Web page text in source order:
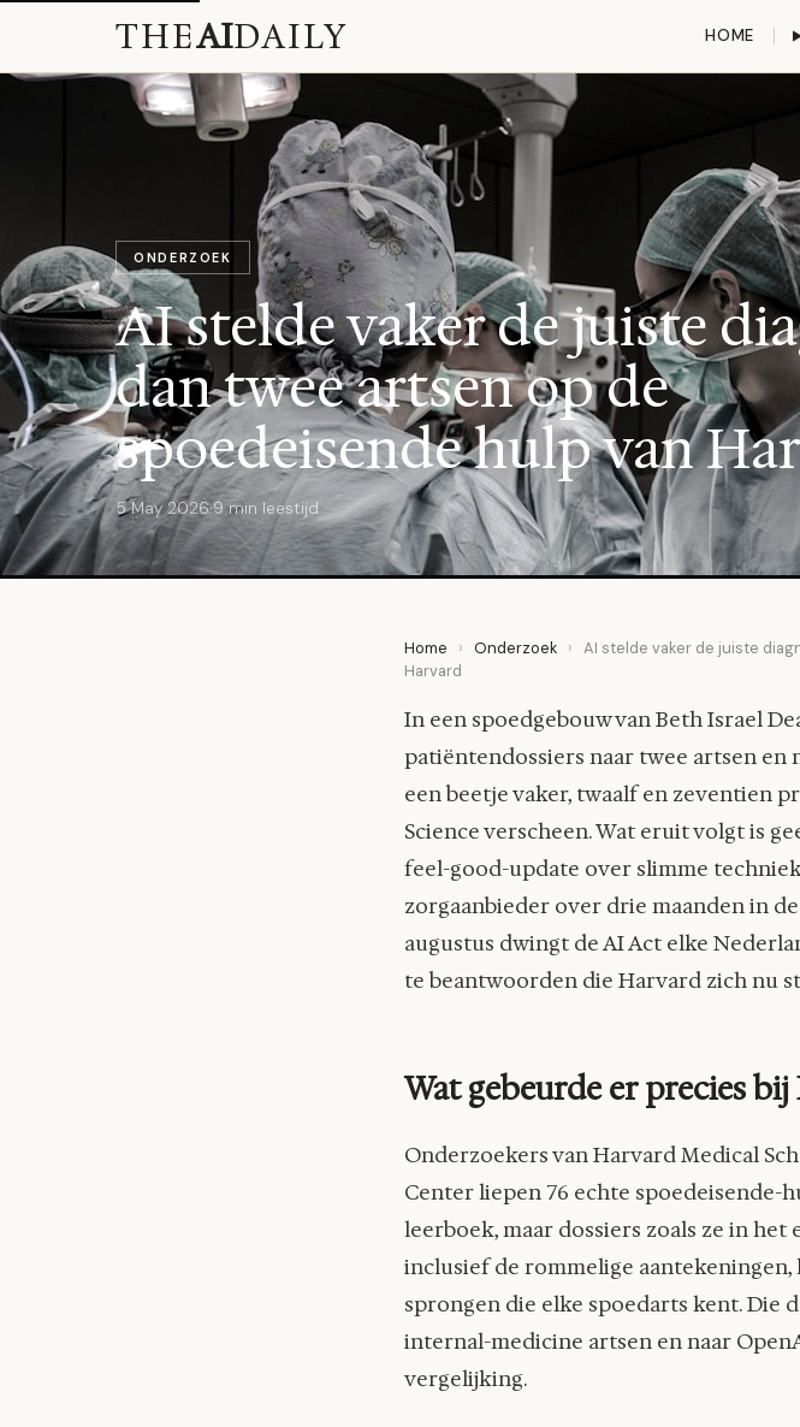
THEAIDAILY HOME
ONDERZOEK
AI stelde vaker de juiste
dan twee artsen op de
spoedeisende hulp van
5 May 2026·9 min leestijd
Home › Onderzoek › AI stelde vaker de juiste
Harvard
In een spoedgebouw van Beth Israel
patiëntendossiers naar twee artsen en
een beetje vaker, twaalf en zeventien
Science verscheen. Wat eruit volgt is
feel-good-update over slimme
zorgaanbieder over drie maanden in
augustus dwingt de AI Act elke
te beantwoorden die Harvard zich nu
Wat gebeurde er precies bij
Onderzoekers van Harvard Medical
Center liepen 76 echte spoedeisende-
leerboek, maar dossiers zoals ze in
inclusief de rommelige
sprongen die elke spoedarts kent. Die
internal-medicine artsen en naar
vergelijking.